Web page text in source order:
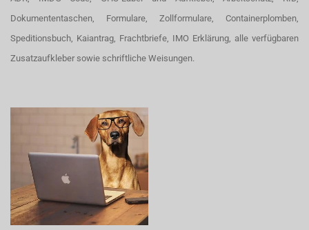
Dokumententaschen, Formulare, Zollformulare, Containerplomben,
Speditionsbuch, Kaiantrag, Frachtbriefe, IMO Erklärung, alle verfügbaren
Zusatzaufkleber sowie schriftliche Weisungen.